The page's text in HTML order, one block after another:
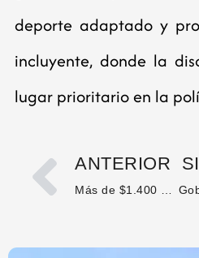
deporte adaptado y
incluyente, donde la
lugar prioritario en la
ANTERIOR